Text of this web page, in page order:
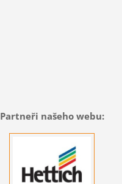
Partneři našeho webu: